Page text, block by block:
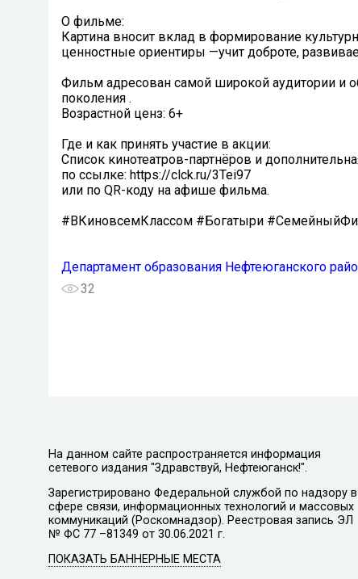
О фильме:
Картина вносит вклад в формирование
ценностные ориентиры —учит доброте,
Фильм адресован самой широкой аудитории и
поколения .
Возрастной ценз: 6+
Где и как принять участие в акции:
Список кинотеатров-партнёров и
по ссылке: https://clck.ru/3Tei97
или по QR-коду на афише фильма.
#ВКиновсемКлассом #Богатыри
Департамент образования Нефтеюганского
32
На данном сайте распространяется информация
сетевого издания "Здравствуй, Нефтеюганск!".
Зарегистрировано Федеральной службой по надзору в
сфере связи, информационных технологий и массовых
коммуникаций (Роскомнадзор). Реестровая запись ЭЛ
№ ФС 77 –81349 от 30.06.2021 г.
ПОКАЗАТЬ БАННЕРНЫЕ МЕСТА